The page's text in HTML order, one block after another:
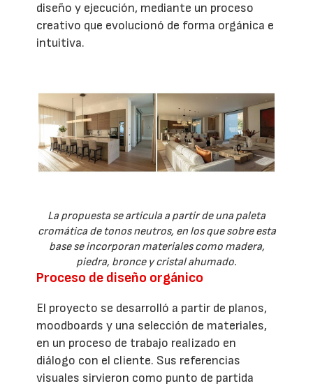
diseño y ejecución, mediante un proceso
creativo que evolucionó de forma orgánica e
intuitiva.
La propuesta se articula a partir de una paleta
cromática de tonos neutros, en los que sobre esta
base se incorporan materiales como madera,
piedra, bronce y cristal ahumado.
Proceso de diseño orgánico
El proyecto se desarrolló a partir de planos,
moodboards y una selección de materiales,
en un proceso de trabajo realizado en
diálogo con el cliente. Sus referencias
visuales sirvieron como punto de partida